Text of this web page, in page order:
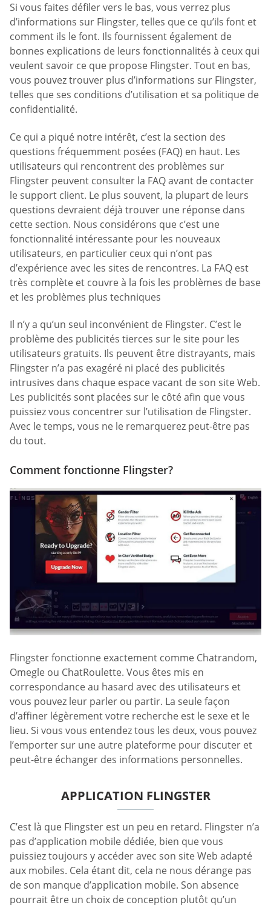
Si vous faites défiler vers le bas, vous verrez plus
d’informations sur Flingster, telles que ce qu’ils font et
comment ils le font. Ils fournissent également de
bonnes explications de leurs fonctionnalités à ceux qui
veulent savoir ce que propose Flingster. Tout en bas,
vous pouvez trouver plus d’informations sur Flingster,
telles que ses conditions d’utilisation et sa politique de
confidentialité.
Ce qui a piqué notre intérêt, c’est la section des
questions fréquemment posées (FAQ) en haut. Les
utilisateurs qui rencontrent des problèmes sur
Flingster peuvent consulter la FAQ avant de contacter
le support client. Le plus souvent, la plupart de leurs
questions devraient déjà trouver une réponse dans
cette section. Nous considérons que c’est une
fonctionnalité intéressante pour les nouveaux
utilisateurs, en particulier ceux qui n’ont pas
d’expérience avec les sites de rencontres. La FAQ est
très complète et couvre à la fois les problèmes de base
et les problèmes plus techniques
Il n’y a qu’un seul inconvénient de Flingster. C’est le
problème des publicités tierces sur le site pour les
utilisateurs gratuits. Ils peuvent être distrayants, mais
Flingster n’a pas exagéré ni placé des publicités
intrusives dans chaque espace vacant de son site Web.
Les publicités sont placées sur le côté afin que vous
puissiez vous concentrer sur l’utilisation de Flingster.
Avec le temps, vous ne le remarquerez peut-être pas
du tout.
Comment fonctionne Flingster?
Flingster fonctionne exactement comme Chatrandom,
Omegle ou ChatRoulette. Vous êtes mis en
correspondance au hasard avec des utilisateurs et
vous pouvez leur parler ou partir. La seule façon
d’affiner légèrement votre recherche est le sexe et le
lieu. Si vous vous entendez tous les deux, vous pouvez
l’emporter sur une autre plateforme pour discuter et
peut-être échanger des informations personnelles.
APPLICATION FLINGSTER
C’est là que Flingster est un peu en retard. Flingster n’a
pas d’application mobile dédiée, bien que vous
puissiez toujours y accéder avec son site Web adapté
aux mobiles. Cela étant dit, cela ne nous dérange pas
de son manque d’application mobile. Son absence
pourrait être un choix de conception plutôt qu’un